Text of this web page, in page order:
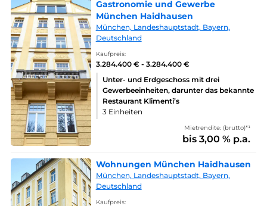
Gastronomie und Gewerbe
München Haidhausen
München, Landeshauptstadt, Bayern,
Deutschland
Kaufpreis:
3.284.400 € - 3.284.400 €
Unter- und Erdgeschoss mit drei
Gewerbeeinheiten, darunter das bekannte
Restaurant Klimenti’s
3 Einheiten
Mietrendite: (brutto)*¹
bis 3,00 % p.a.
Wohnungen München Haidhausen
München, Landeshauptstadt, Bayern,
Deutschland
Kaufpreis: